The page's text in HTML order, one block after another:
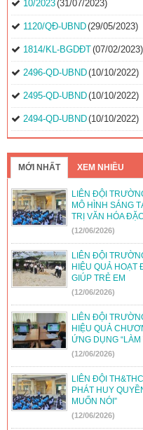
10/2023(31/07/2023)
1120/QĐ-UBND(29/05/2023)
1814/KL-BGDĐT(07/02/2023)
2496-QD-UBND(10/10/2022)
2495-QD-UBND(10/10/2022)
2494-QD-UBND(10/10/2022)
888/TB-UBND(31/08/2022)
2397/QĐ-UBND(26/08/2022)
31/2022/NQ-HĐND (16/08/
MỚI NHẤT XEM NHIỀU
LIÊN ĐỘI
MÔ HÌNH SÁNG
TRỊ VĂN HÓA
(12/06/2026)
LIÊN ĐỘI
HIỆU QUẢ HOẠT
GIÚP TRẺ EM
(12/06/2026)
LIÊN ĐỘI
HIỆU QUẢ
ỨNG DỤNG “LÀM
(12/06/2026)
LIÊN ĐỘI
PHÁT HUY
MUỐN NÓI”
(12/06/2026)